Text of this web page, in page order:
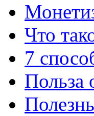
Что
7
Польза